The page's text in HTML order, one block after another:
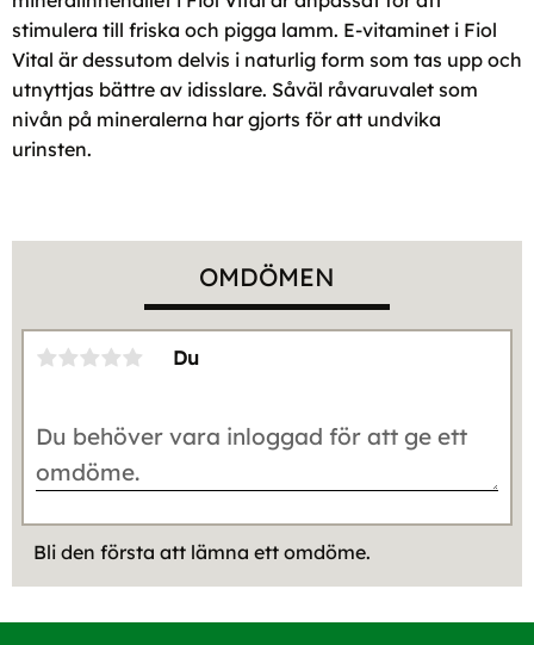
stimulera till friska och pigga lamm. E-vitaminet i Fiol
Vital är dessutom delvis i naturlig form som tas upp och
utnyttjas bättre av idisslare. Såväl råvaruvalet som
nivån på mineralerna har gjorts för att undvika
urinsten.
OMDÖMEN
Du
Bli den första att lämna ett omdöme.